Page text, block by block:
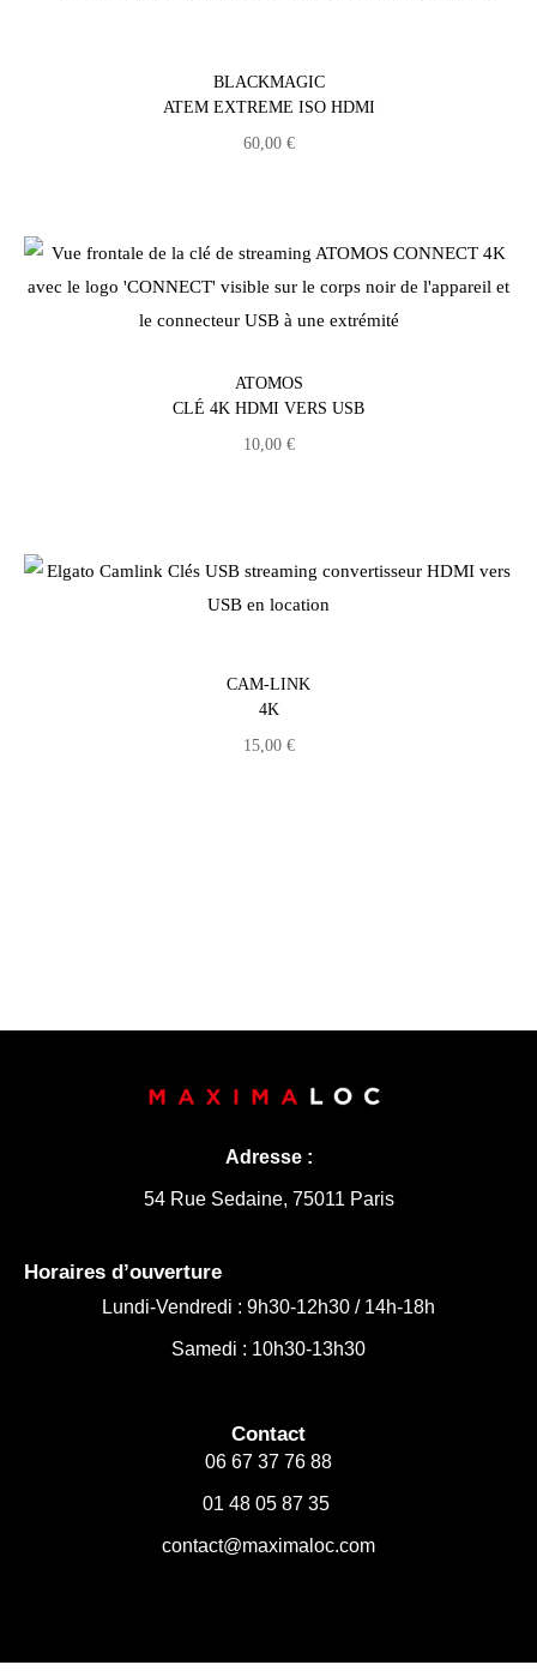
BLACKMAGIC
ATEM EXTREME ISO HDMI
60,00 €
ATOMOS
CLÉ 4K HDMI VERS USB
10,00 €
CAM-LINK
4K
15,00 €
Adresse :
54 Rue Sedaine, 75011 Paris
Horaires d’ouverture
Lundi-Vendredi : 9h30-12h30 / 14h-18h
Samedi : 10h30-13h30
Contact
06 67 37 76 88
01 48 05 87 35
contact@maximaloc.com